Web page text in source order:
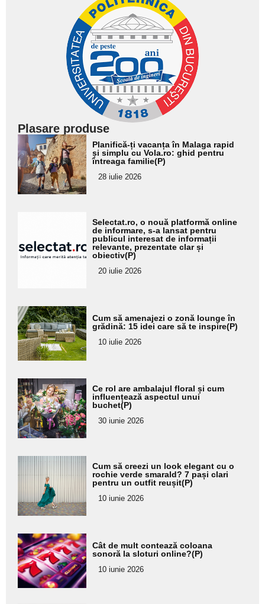
Plasare produse
Adaugă
aici textul
pentru
subtitlu
Planifică-ți vacanța în Malaga rapid
și simplu cu Vola.ro: ghid pentru
întreaga familie(P)
28 iulie 2026
pentru
subtitlu
Selectat.ro, o nouă platformă online
de informare, s-a lansat pentru
publicul interesat de informații
relevante, prezentate clar și
obiectiv(P)
20 iulie 2026
Adaugă
aici textul
pentru
subtitlu
Cum să amenajezi o zonă lounge în
grădină: 15 idei care să te inspire(P)
10 iulie 2026
Adaugă
aici textul
pentru
subtitlu
Ce rol are ambalajul floral și cum
influențează aspectul unui
buchet(P)
30 iunie 2026
Adaugă
aici textul
pentru
subtitlu
Cum să creezi un look elegant cu o
rochie verde smarald? 7 pași clari
pentru un outfit reușit(P)
10 iunie 2026
Adaugă
aici textul
pentru
subtitlu
Cât de mult contează coloana
sonoră la sloturi online?(P)
10 iunie 2026